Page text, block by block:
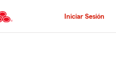
al
contenido
principal
Iniciar Sesión